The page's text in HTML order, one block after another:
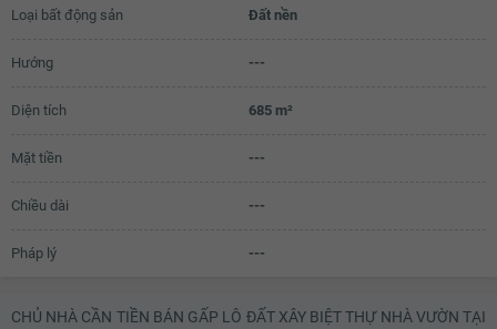
Loại bất động sản Đất nền
Hướng ---
Diện tích 685 m²
Mặt tiền ---
Chiều dài ---
Pháp lý ---
CHỦ NHÀ CẦN TIỀN BÁN GẤP LÔ ĐẤT XÂY BIỆT THỰ NHÀ VƯỜN TẠI